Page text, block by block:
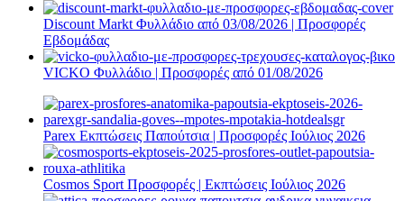
Discount Markt Φυλλάδιο από 03/08/2026 | Προσφορές
Εβδομάδας
VICKO Φυλλάδιο | Προσφορές από 01/08/2026
Parex Εκπτώσεις Παπούτσια | Προσφορές Ιούλιος 2026
Cosmos Sport Προσφορές | Εκπτώσεις Ιούλιος 2026